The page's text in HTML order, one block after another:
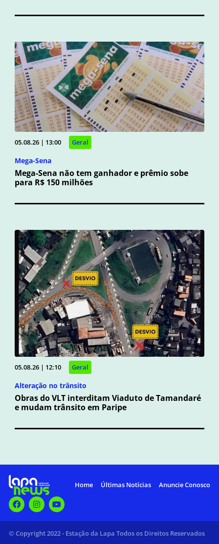
05.08.26 | 13:00 Geral
Mega-Sena
Mega-Sena não tem ganhador e prêmio sobe
para R$ 150 milhões
05.08.26 | 12:10 Geral
Alteração no trânsito
Obras do VLT interditam Viaduto de Tamandaré
e mudam trânsito em Paripe
Home Últimas Notícias Anuncie Conosco
© Copyright 2022 - Estação da Lapa Todos os Direitos Reservados